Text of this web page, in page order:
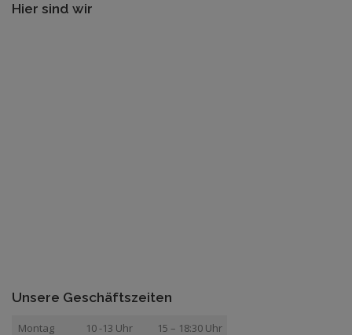
Hier sind wir
Unsere Geschäftszeiten
Montag 10 -13 Uhr
15 – 18:30 Uhr